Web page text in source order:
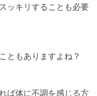
ッキリすることも必要
ともありますよね？
ば体に不調を感じる方